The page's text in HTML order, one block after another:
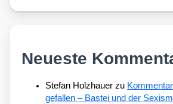
Neueste
Stefan Holzhauer zu
gefallen – Bastei und der